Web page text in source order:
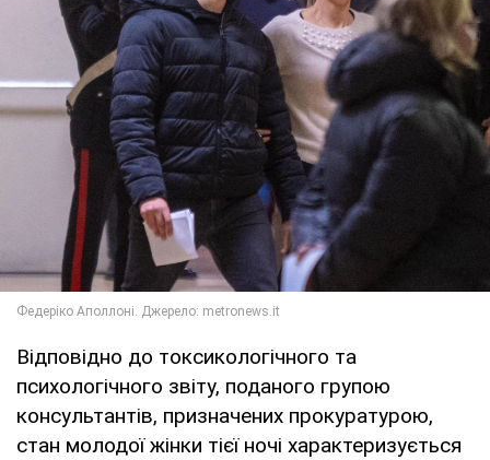
Відповідно до токсикологічного та
психологічного звіту, поданого групою
консультантів, призначених прокуратурою,
стан молодої жінки тієї ночі характеризується